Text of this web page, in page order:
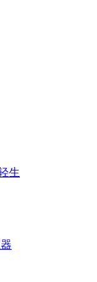
生